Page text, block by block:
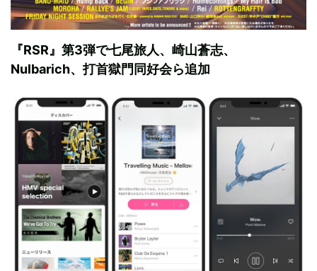
『RSR』第3弾で七尾旅人、崎山蒼志、
Nulbarich、打首獄門同好会ら追加